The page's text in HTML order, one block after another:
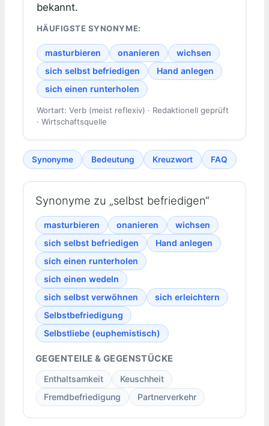
bekannt.
HÄUFIGSTE SYNONYME:
masturbieren onanieren
wichsen
sich selbst befriedigen
Hand anlegen
sich einen runterholen
Wortart: Verb (meist reflexiv) · Redaktionell geprüft
· Wirtschaftsquelle
Synonyme Bedeutung Kreuzwort FAQ
Synonyme zu „selbst befriedigen“
masturbieren onanieren
wichsen
sich selbst befriedigen
Hand anlegen
sich einen runterholen
sich einen wedeln
sich selbst verwöhnen
sich erleichtern
Selbstbefriedigung
Selbstliebe (euphemistisch)
GEGENTEILE & GEGENSTÜCKE
Enthaltsamkeit
Keuschheit
Fremdbefriedigung
Partnerverkehr